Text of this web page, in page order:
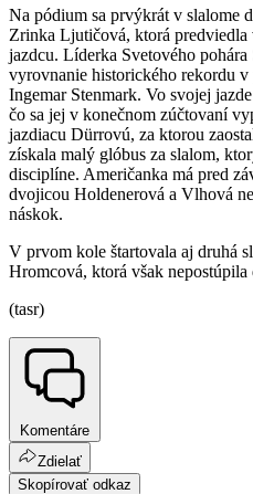
Na pódium sa prvýkrát v slalome
Zrinka Ljutičová, ktorá
jazdcu. Líderka Svetového
vyrovnanie historického rekordu
Ingemar Stenmark. Vo svojej
čo sa jej v konečnom zúčtovaní
jazdiacu Dürrovú, za ktorou
získala malý glóbus za slalom,
disciplíne. Američanka má pred
dvojicou Holdenerová a Vlhová
náskok.
V prvom kole štartovala aj druhá
Hromcová, ktorá však nepostúpila
(tasr)
Komentáre
Zdielať
Skopírovať odkaz